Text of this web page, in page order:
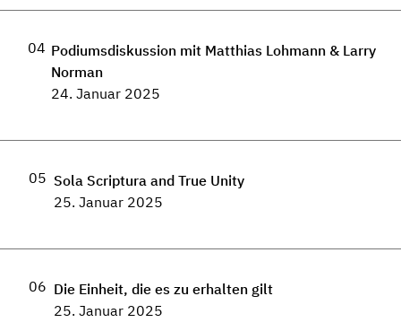
04 Podiumsdiskussion mit Matthias Lohmann & Larry
Norman
24. Januar 2025
05 Sola Scriptura and True Unity
25. Januar 2025
06 Die Einheit, die es zu erhalten gilt
25. Januar 2025